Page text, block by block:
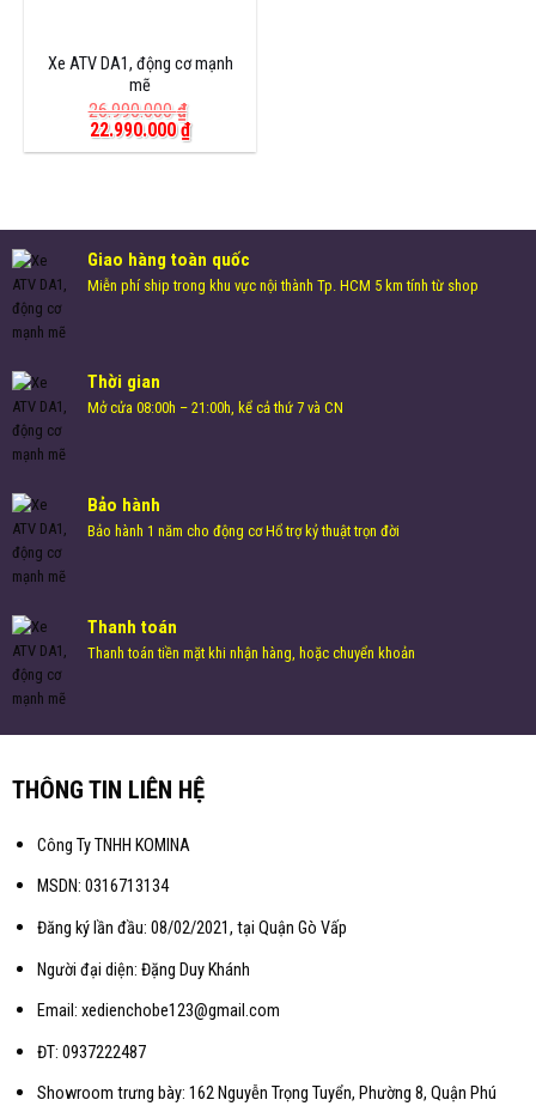
Xe ATV DA1, động cơ mạnh
mẽ
26.990.000₫
Giá
gốc
22.990.000₫Giá
hiện
Giao hàng toàn quốc
Miễn phí ship trong khu vực nội thành Tp. HCM 5 km tính từ shop
Thời gian
Mở cửa 08:00h – 21:00h, kể cả thứ 7 và CN
Bảo hành
Bảo hành 1 năm cho động cơ Hổ trợ kỷ thuật trọn đời
Thanh toán
Thanh toán tiền mặt khi nhận hàng, hoặc chuyển khoản
THÔNG TIN LIÊN HỆ
Công Ty TNHH KOMINA
MSDN: 0316713134
Đăng ký lần đầu: 08/02/2021, tại Quận Gò Vấp
Người đại diện: Đặng Duy Khánh
Email: xedienchobe123@gmail.com
ĐT: 0937222487
Showroom trưng bày: 162 Nguyễn Trọng Tuyển, Phường 8, Quận Phú